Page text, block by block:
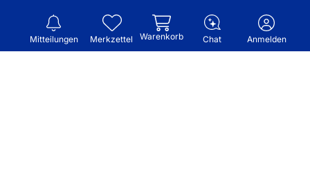
Mitteilungen Merkzettel Warenkorb Chat Anmelden